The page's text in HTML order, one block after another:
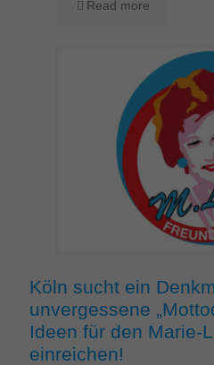
Read more
Köln sucht ein
unvergessene
Ideen für den Marie-
einreichen!